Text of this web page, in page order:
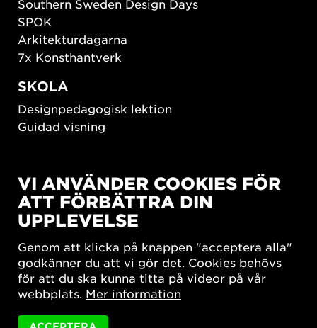
Southern Sweden Design Days
SPOK
Arkitekturdagarna
7x Konsthantverk
SKOLA
Designpedagogisk lektion
Guidad visning
New European Bauhaus
SUSTAINORDIC
Share Future Living
What Matter_s
VI ANVÄNDER COOKIES FÖR
ATT FÖRBÄTTRA DIN
UPPLEVELSE
Genom att klicka på knappen "acceptera alla"
godkänner du att vi gör det. Cookies behövs
för att du ska kunna titta på videor på vår
webbplats. Mer information